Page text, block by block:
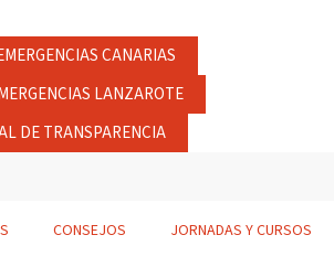
CANARIAS
LANZAROTE
DE TRANSPARENCIA
CONSEJOS JORNADAS Y CURSOS